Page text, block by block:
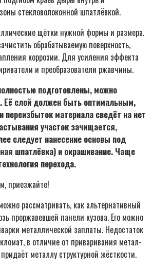
стекловолоконной шпатлёвкой.
щётки нужной формы и размера.
обрабатываемую поверхность,
коррозии. Для усиления эффекта
и преобразователи ржавчины.
подготовлены, можно
Её слой должен быть оптимальным,
переизбыток материала сведёт на нет
участок зачищается,
следует нанесение основы под
шпатлёвка) и окрашивание. Чаще
перехода.
приезжайте!
рас­смат­ри­вать, как аль­тер­на­тив­ный
про­ржа­вев­шей пане­ли кузо­ва. Его мож­но
метал­ли­че­ской запла­ты. Недо­ста­ток
в отли­чие от при­ва­ри­ва­ния метал­
метал­лу струк­тур­ной жёст­ко­сти.